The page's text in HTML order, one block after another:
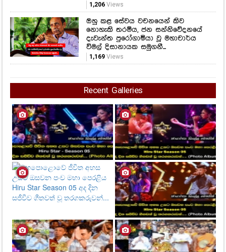
1,206Views
ඔහු කළ සේවය වචනයෙන් කිව
නොහැකි තරම්ය, ජන සන්නිවේදනයේ
දැවැන්ත පුරෝගාමියා වූ මහාචාර්ය
විමල් දිසානායක සමුගනී...
1,169Views
Recent Galleries